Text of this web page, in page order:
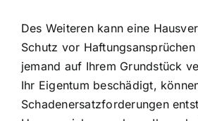
Des Weiteren kann eine
Schutz vor
jemand auf Ihrem Grundstück
Ihr Eigentum beschädigt,
Schadenersatzforderungen